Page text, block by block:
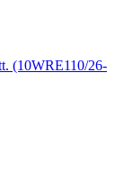
(10WRE110/26-